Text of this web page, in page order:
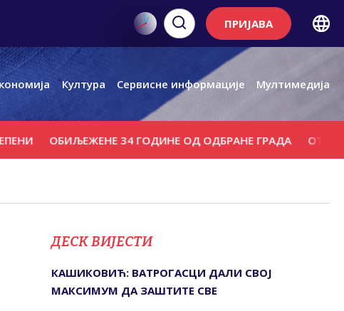
ПРИЈАВА
Култура Сервисне информације Мултимедија
ОБИЉЕЖЕНЕ 34 ГОДИНЕ ОД ОДБРАНЕ ГРАДА ОТВАРАЊЕ
ДЕСК ВИЈЕСТИ
КАШИКОВИЋ: ВАТРОГАСЦИ ДАЛИ СВОЈ
МАКСИМУМ ДА ЗАШТИТЕ СВЕ